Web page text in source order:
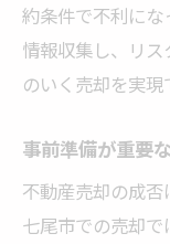
約条件で不利に
情報収集し、リ
のいく売却を実現
事前準備が重要
不動産売却の成否
七尾市での売却